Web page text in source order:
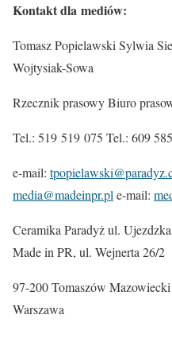
Kontakt dla mediów:
Tomasz Popielawski Sylwia
Wojtysiak-Sowa
Rzecznik prasowy Biuro
Tel.: 519 519 075 Tel.: 609
e-mail:
media@madeinpr.pl e-mail:
Ceramika Paradyż ul.
Made in PR, ul. Wejnerta 26/2
97-200 Tomaszów
Warszawa